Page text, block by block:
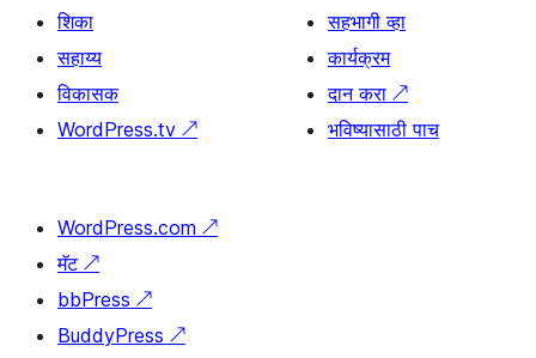
शिका
सहाय्य
विकासक
WordPress.tv ↗
सहभागी व्हा
कार्यक्रम
दान करा ↗
भविष्यासाठी पाच
WordPress.com ↗
मॅट ↗
bbPress ↗
BuddyPress ↗